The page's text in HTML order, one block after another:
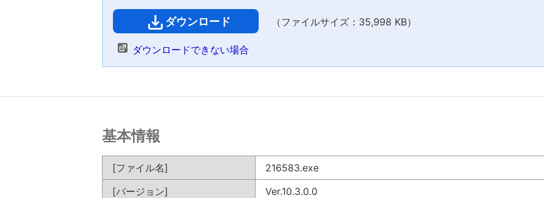
ダウンロード （ファイルサイズ：35,998 KB）
ダウンロードできない場合
基本情報
[ファイル名]
216583.exe
[バージョン]
Ver.10.3.0.0